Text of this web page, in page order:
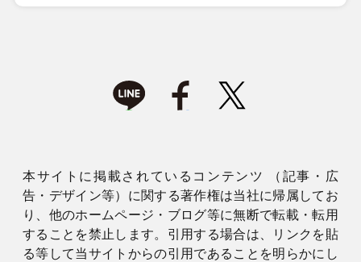
本サイトに掲載されているコンテンツ （記事・広
告・デザイン等）に関する著作権は当社に帰属してお
り、他のホームページ・ブログ等に無断で転載・転用
することを禁止します。引用する場合は、リンクを貼
る等して当サイトからの引用であることを明らかにし